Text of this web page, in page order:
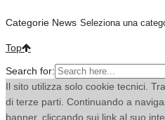
Categorie News
Top
Search for:
Il sito utilizza solo cookie tecnici.
di terze parti. Continuando a
banner, cliccando sui link al suo